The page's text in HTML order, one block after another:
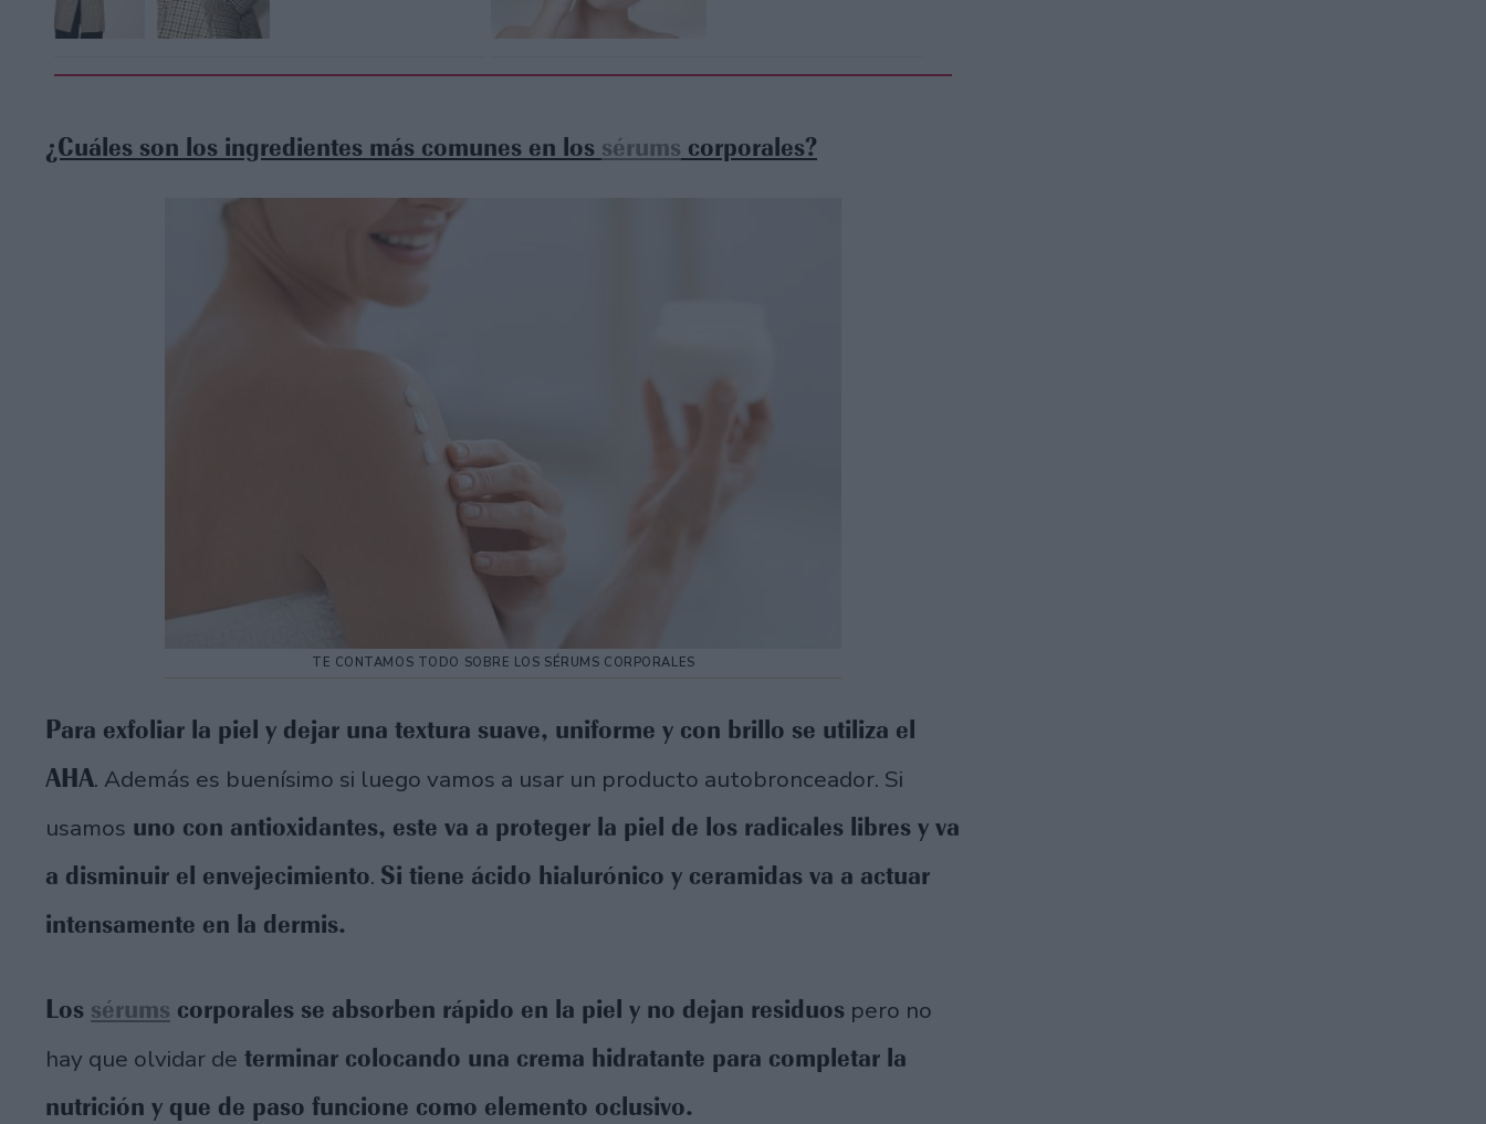
¿Cuáles son los ingredientes más comunes en los sérums corporales?
TE CONTAMOS TODO SOBRE LOS SÉRUMS CORPORALES
Para exfoliar la piel y dejar una textura suave, uniforme y con brillo se utiliza el
AHA. Además es buenísimo si luego vamos a usar un producto autobronceador. Si
usamos uno con antioxidantes, este va a proteger la piel de los radicales libres y va
a disminuir el envejecimiento. Si tiene ácido hialurónico y ceramidas va a actuar
intensamente en la dermis.
Los sérums corporales se absorben rápido en la piel y no dejan residuos pero no
hay que olvidar de terminar colocando una crema hidratante para completar la
nutrición y que de paso funcione como elemento oclusivo.